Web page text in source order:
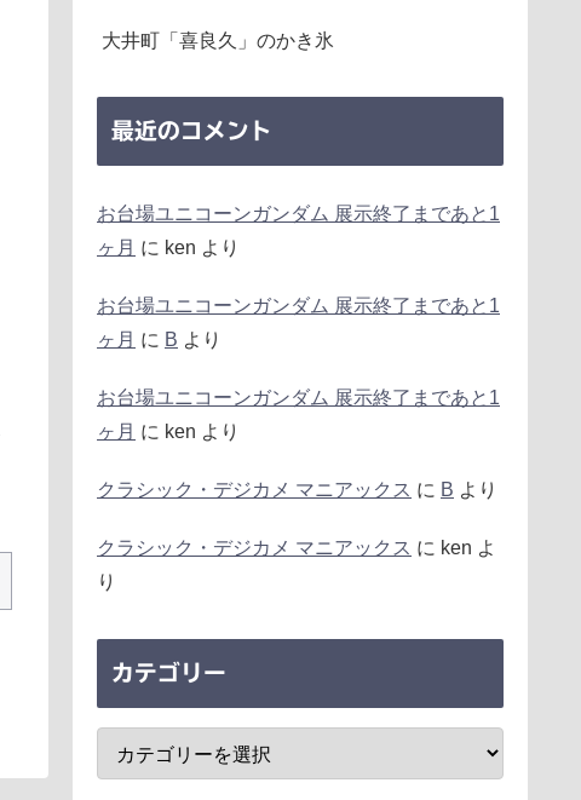
大井町「喜良久」のかき氷
最近のコメント
お台場ユニコーンガンダム 展示終了まであと1
ヶ月 に ken より
お台場ユニコーンガンダム 展示終了まであと1
ヶ月 に B より
お台場ユニコーンガンダム 展示終了まであと1
ヶ月 に ken より
クラシック・デジカメ マニアックス に B より
クラシック・デジカメ マニアックス に ken よ
り
カテゴリー